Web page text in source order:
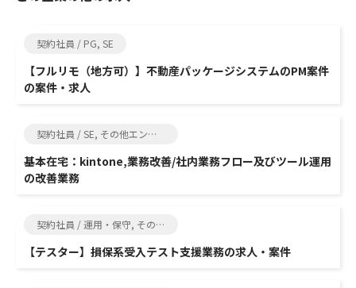
契約社員 / PG, SE
【フルリモ（地方可）】不動産パッケージシステムのPM案件
の案件・求人
契約社員 / SE, その他エンジニア関連
基本在宅：kintone,業務改善/社内業務フロー及びツール運用
の改善業務
契約社員 / 運用・保守, その他エンジニア関連
【テスター】損保系受入テスト支援業務の求人・案件